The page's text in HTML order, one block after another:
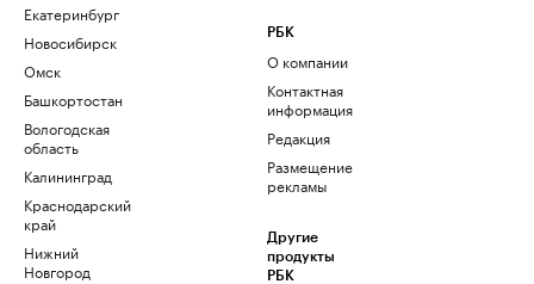
Екатеринбург
Новосибирск
Омск
Башкортостан
Вологодская
область
Калининград
Краснодарский
край
Нижний
Новгород
РБК
О компании
Контактная
информация
Редакция
Размещение
рекламы
Другие
продукты
РБК